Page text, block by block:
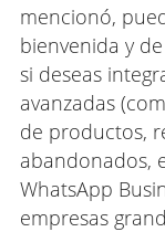
mencionó,
bienvenida y
si deseas
avanzadas
de productos,
abandonados,
WhatsApp
empresas